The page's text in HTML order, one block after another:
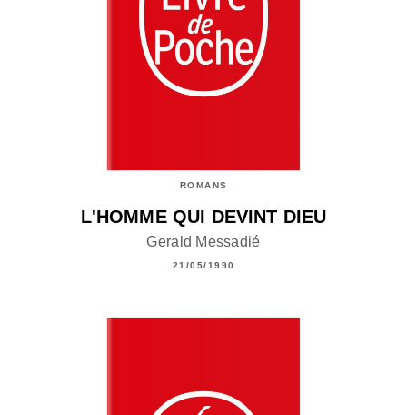
ROMANS
L'HOMME QUI DEVINT DIEU
Gerald Messadié
21/05/1990